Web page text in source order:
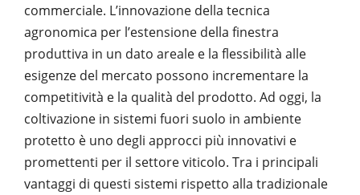
commerciale. L’innovazione della tecnica
agronomica per l’estensione della finestra
produttiva in un dato areale e la flessibilità alle
esigenze del mercato possono incrementare la
competitività e la qualità del prodotto. Ad oggi, la
coltivazione in sistemi fuori suolo in ambiente
protetto è uno degli approcci più innovativi e
promettenti per il settore viticolo. Tra i principali
vantaggi di questi sistemi rispetto alla tradizionale